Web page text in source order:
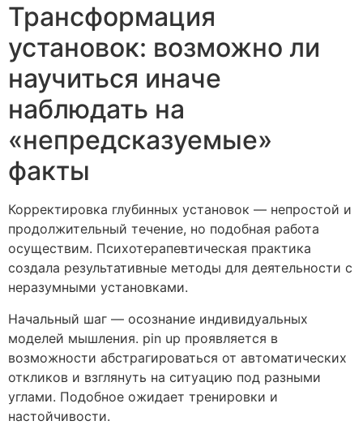
Трансформация
установок: возможно ли
научиться иначе
наблюдать на
«непредсказуемые»
факты
Корректировка глубинных установок — непростой и
продолжительный течение, но подобная работа
осуществим. Психотерапевтическая практика
создала результативные методы для деятельности с
неразумными установками.
Начальный шаг — осознание индивидуальных
моделей мышления. pin up проявляется в
возможности абстрагироваться от автоматических
откликов и взглянуть на ситуацию под разными
углами. Подобное ожидает тренировки и
настойчивости.